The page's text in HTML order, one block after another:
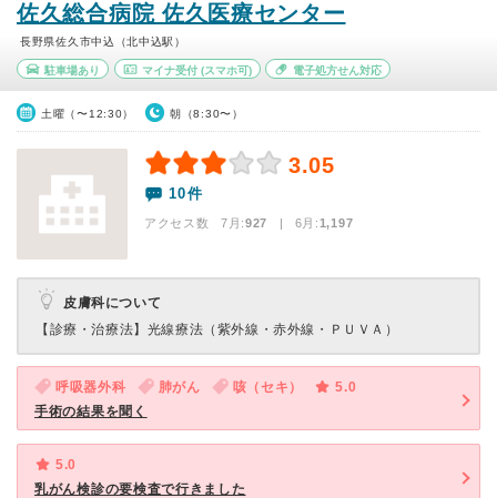
佐久総合病院 佐久医療センター
長野県佐久市中込（北中込駅）
駐車場あり マイナ受付(スマホ可) 電子処方せん対応
土曜（〜12:30） 朝（8:30〜）
3.05
10件
アクセス数 7月:927 | 6月:1,197
皮膚科について
【診療・治療法】 光線療法（紫外線・赤外線・ＰＵＶＡ）
呼吸器外科 肺がん 咳（セキ）
5.0
手術の結果を聞く
5.0
乳がん検診の要検査で行きました